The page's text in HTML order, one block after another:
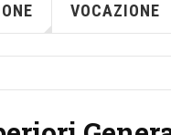
VOCAZIONE